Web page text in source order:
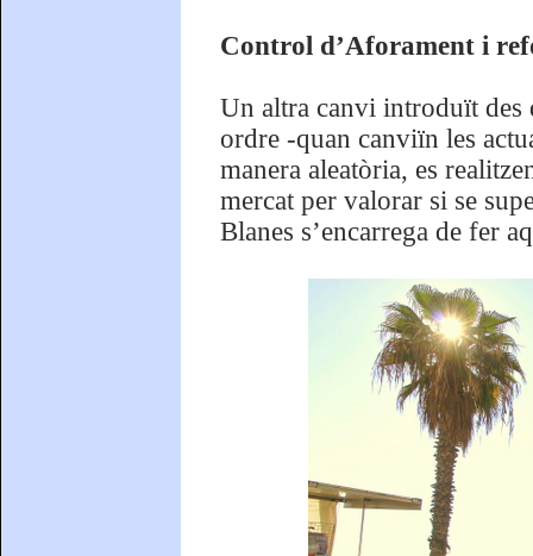
Control d’Aforament i
Un altra canvi introduït des
ordre -quan canviïn les
manera aleatòria, es
mercat per valorar si se
Blanes s’encarrega de fer